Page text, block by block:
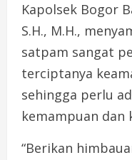
Kapolsek Bogor
S.H., M.H.,
satpam sangat
terciptanya
sehingga perlu
kemampuan dan
“Berikan